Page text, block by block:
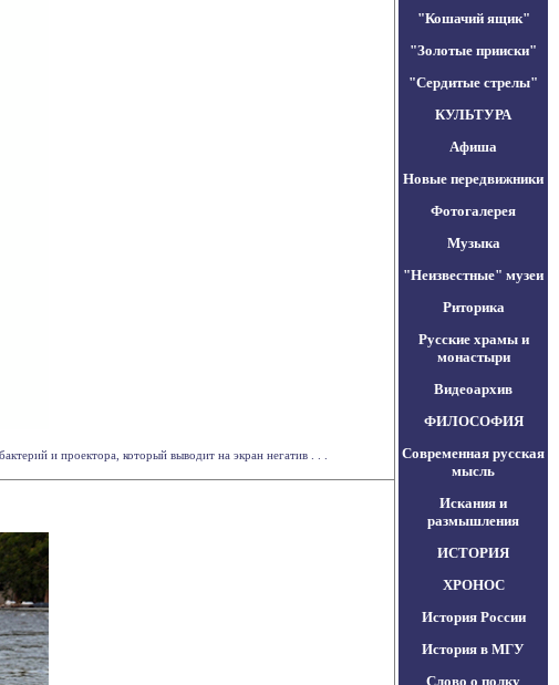
и проектора, который выводит на экран негатив . . .
"Кошачий ящик"
"Золотые прииски"
"Сердитые стрелы"
КУЛЬТУРА
Афиша
Новые передвижники
Фотогалерея
Музыка
"Неизвестные" музеи
Риторика
Русские храмы и
монастыри
Видеоархив
ФИЛОСОФИЯ
Современная русская
мысль
Искания и
размышления
ИСТОРИЯ
ХРОНОС
История России
История в МГУ
Слово о полку